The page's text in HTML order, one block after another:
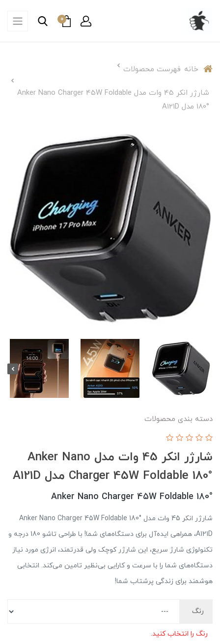
0
خانه فهرست محصولات
شارژر انکر 45 وات مدل Anker Nano Charger 45W Foldable
180° مدل A121D
دسته بندی محصولات
شارژر انکر 45 وات مدل Anker Nano
Charger 45W Foldable 180° مدل A121D
Anker Nano Charger 45W Foldable 180°
شارژر انکر 45 وات مدل Anker Nano Charger 45W Foldable 180°
A121D، همراهی ایده‌آل برای دستگاه‌های شما! با طراحی تاشو 180 درجه و
تکنولوژی شارژ سریع، این شارژر کوچک ولی قدرتمند، انرژی مورد نیاز
دستگاه‌های شما را با سرعت و کارایی بی‌نظیر تامین می‌کند. انتخابی
هوشمند برای زندگی پرشتاب شما!
رنگ
رنگ را انتخاب کنید.